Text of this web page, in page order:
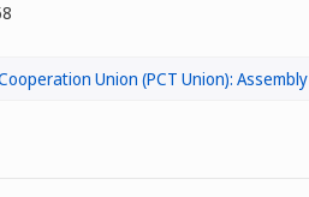
Union (PCT Union): Assembly